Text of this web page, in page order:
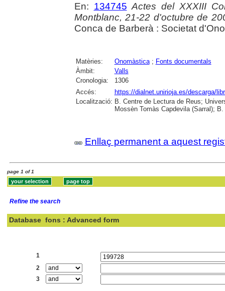
En: 134745 Actes del XXXIII
Montblanc, 21-22 d'octubre de
Conca de Barberà : Societat
Matèries: Onomàstica; Fonts documentals
Àmbit:
Valls
Cronologia:
1306
Accés:
https://dialnet.unirioja.es/descarga/
Localització: B. Centre de Lectura de Reus;
Mossèn Tomàs Capdevila (Sarral);
Enllaç permanent a aquest
page 1 of 1
Refine the search
Database fons : Advanced form
1
2
3